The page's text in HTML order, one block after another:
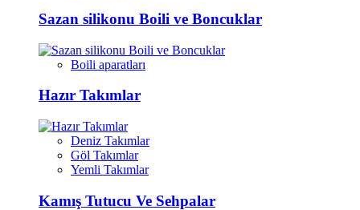
Sazan silikonu Boili ve Boncuklar
Boili aparatları
Hazır Takımlar
Deniz Takımlar
Göl Takımlar
Yemli Takımlar
Kamış Tutucu Ve Sehpalar